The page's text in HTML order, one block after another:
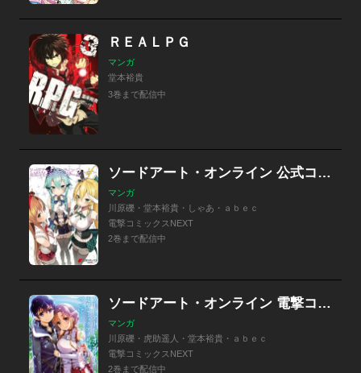
ＲＥＡＬＰＧ
マンガ
堂本裕貴
3巻まで配信中
ソードアート・オンライン 公式コミックアンソロジー
マンガ
川原礫・堂本裕貴・しゃあ・ａｂｅｃ
電撃コミックスNEXT
2巻まで配信中
ソードアート・オンライン 電撃コミックアンソロジー
マンガ
川原礫・虎助遥人・堂本裕貴・ａｂｅｃ
電撃コミックスNEXT
2巻まで配信中